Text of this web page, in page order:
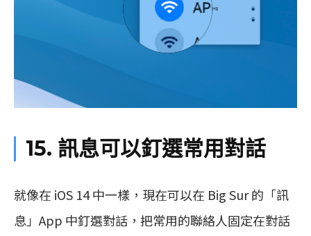
15. 訊息可以釘選常用對話
就像在 iOS 14 中一樣，現在可以在 Big Sur 的「訊
息」App 中釘選對話，把常用的聯絡人固定在對話